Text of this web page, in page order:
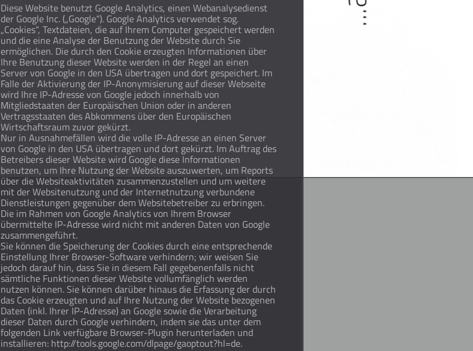
Diese Website benutzt Google Analytics, einen Webanalysedienst
der Google Inc. („Google“). Google Analytics verwendet sog.
„Cookies“, Textdateien, die auf Ihrem Computer gespeichert werden
und die eine Analyse der Benutzung der Website durch Sie
ermöglichen. Die durch den Cookie erzeugten Informationen über
Ihre Benutzung dieser Website werden in der Regel an einen
Server von Google in den USA übertragen und dort gespeichert. Im
Falle der Aktivierung der IP-Anonymisierung auf dieser Webseite
wird Ihre IP-Adresse von Google jedoch innerhalb von
Mitgliedstaaten der Europäischen Union oder in anderen
Vertragsstaaten des Abkommens über den Europäischen
Wirtschaftsraum zuvor gekürzt.
Nur in Ausnahmefällen wird die volle IP-Adresse an einen Server
von Google in den USA übertragen und dort gekürzt. Im Auftrag des
Betreibers dieser Website wird Google diese Informationen
benutzen, um Ihre Nutzung der Website auszuwerten, um Reports
über die Websiteaktivitäten zusammenzustellen und um weitere
mit der Websitenutzung und der Internetnutzung verbundene
Dienstleistungen gegenüber dem Websitebetreiber zu erbringen.
Die im Rahmen von Google Analytics von Ihrem Browser
übermittelte IP-Adresse wird nicht mit anderen Daten von Google
zusammengeführt.
Sie können die Speicherung der Cookies durch eine entsprechende
Einstellung Ihrer Browser-Software verhindern; wir weisen Sie
jedoch darauf hin, dass Sie in diesem Fall gegebenenfalls nicht
sämtliche Funktionen dieser Website vollumfänglich werden
nutzen können. Sie können darüber hinaus die Erfassung der durch
das Cookie erzeugten und auf Ihre Nutzung der Website bezogenen
Daten (inkl. Ihrer IP-Adresse) an Google sowie die Verarbeitung
dieser Daten durch Google verhindern, indem sie das unter dem
folgenden Link verfügbare Browser-Plugin herunterladen und
installieren: http://tools.google.com/dlpage/gaoptout?hl=de.